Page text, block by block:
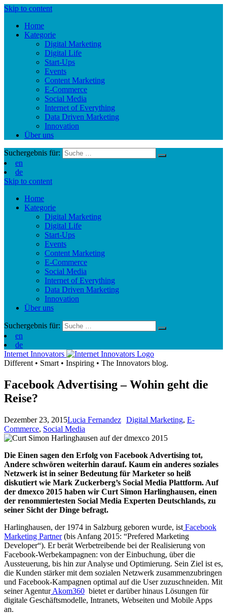
Skip to content
Home
Kategorie
Digital Marketing
Digital Life
Start-Ups
Events
Content Marketing
E-Commerce
Social Media
Internet of Everything
Data Driven Marketing
Innovation
Über uns
Suchergebnis für:
en
de
Skip to content
Home
Kategorie
Digital Marketing
Digital Life
Start-Ups
Events
Content Marketing
E-Commerce
Social Media
Internet of Everything
Data Driven Marketing
Innovation
Über uns
Suchergebnis für:
en
de
Internet Innovators
Different • Smart • Inspiring • The Innovators blog.
Facebook Advertising – Wohin geht die
Reise?
Dezember 23, 2015Lucia Fernandez Digital Marketing, E-
Commerce, Social Media
Die Einen sagen den Erfolg von Facebook Advertising tot,
Andere schwören weiterhin darauf. Kaum ein anderes soziales
Netzwerk ist in seiner Bedeutung für Marketer so heiß
diskutiert wie Mark Zuckerberg’s Social Media Plattform. Auf
der dmexco 2015 haben wir Curt Simon Harlinghausen, einen
der renommiertesten Social Media Experten Deutschlands, zu
seiner Sicht der Dinge befragt.
Harlinghausen, der 1974 in Salzburg geboren wurde, ist Facebook
Marketing Partner(bis Anfang 2015: “Prefered Marketing
Developer“). Er berät Werbetreibende bei der Realisierung von
Facebook-Werbekampagnen: von der Einbuchung, über die
Aussteuerung, bis hin zur Analyse und Optimierung. Sein Ziel ist es,
die Kunden stärker mit dem sozialen Netzwerk zusammenzubringen
und Facebook-Kampagnen optimal auf die User zuzuschneiden. Mit
seiner Agentur Akom360 bietet er darüber hinaus Lösungen für
digitale Geschäftsmodelle, Intranets, Webseiten und Mobile Apps
an.